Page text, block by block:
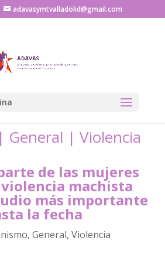
adavasymtvalladolid@gmail.com
| General |Violencia
de las mujeres
machista
más importante
la fecha
,General,Violencia